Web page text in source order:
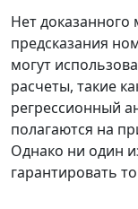
Нет доказанного
предсказания
могут
расчеты, такие
регрессионный
полагаются на
Однако ни один
гарантировать